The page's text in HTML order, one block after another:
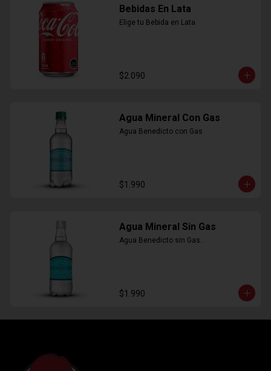
Bebidas En Lata
Elige tu Bebida en Lata
$2.090
Agua Mineral Con Gas
Agua Benedicto con Gas
$1.990
Agua Mineral Sin Gas
Agua Benedicto sin Gas..
$1.990